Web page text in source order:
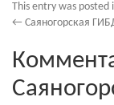
This entry was posted
← Саяногорская